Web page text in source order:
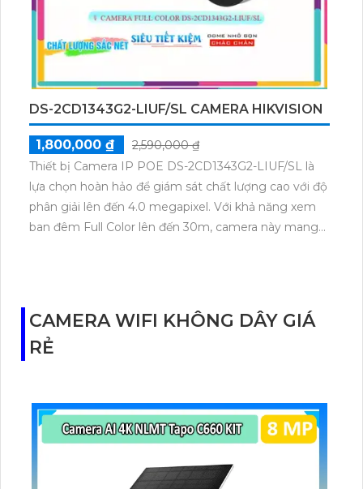
lượng tốt. Công nghệ ban đêm còn hỗ trợ màu sắc,
tạo ra hình ảnh có chất lượng tốt mọi lúc, ngay cả
trong điều kiện ánh sáng yếu.
Với những tính năng và ưu điểm vượt trội, Camera IP
POE DS-2CD1123G2-LIUF sẽ trở thành một lựa chọn
tốt cho việc bảo vệ và giám sát an ninh trong căn hộ,
cửa hàng, shop, siêu thị.
DS-2CD1343G2-LIUF/SL CAMERA HIKVISION
1,800,000 ₫
2,590,000 ₫
Thiết bị Camera IP POE DS-2CD1343G2-LIUF/SL là
lựa chọn hoàn hảo để giám sát chất lượng cao với độ
phân giải lên đến 4.0 megapixel. Với khả năng xem
ban đêm Full Color lên đến 30m, camera này mang
camera này cung cấp chất lượng âm thanh rõ ràng
và phù hợp cho nhiều loại không gian, bao gồm căn
hộ và nhà phố.
CAMERA WIFI KHÔNG DÂY GIÁ
RẺ